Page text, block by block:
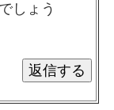
しょう